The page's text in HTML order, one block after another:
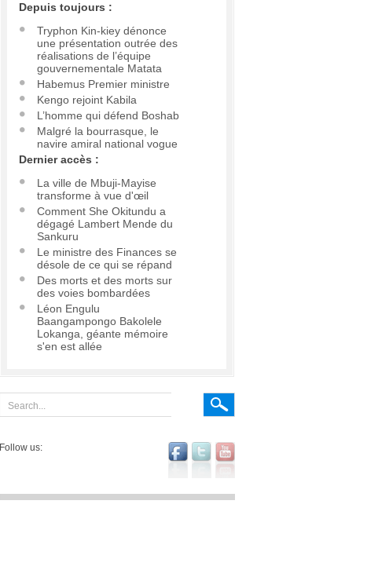
Depuis toujours :
Tryphon Kin-kiey dénonce
une présentation outrée des
réalisations de l’équipe
gouvernementale Matata
Habemus Premier ministre
Kengo rejoint Kabila
L’homme qui défend Boshab
Malgré la bourrasque, le
navire amiral national vogue
Dernier accès :
La ville de Mbuji-Mayise
transforme à vue d'œil
Comment She Okitundu a
dégagé Lambert Mende du
Sankuru
Le ministre des Finances se
désole de ce qui se répand
Des morts et des morts sur
des voies bombardées
Léon Engulu
Baangampongo Bakolele
Lokanga, géante mémoire
s'en est allée
Follow us: